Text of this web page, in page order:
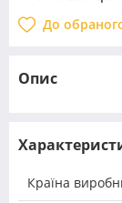
До
Опис
Країна